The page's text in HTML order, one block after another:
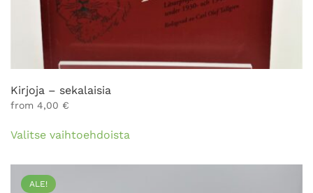
Kirjoja – sekalaisia
from 4,00 €
Valitse vaihtoehdoistatuotteella
ALE!